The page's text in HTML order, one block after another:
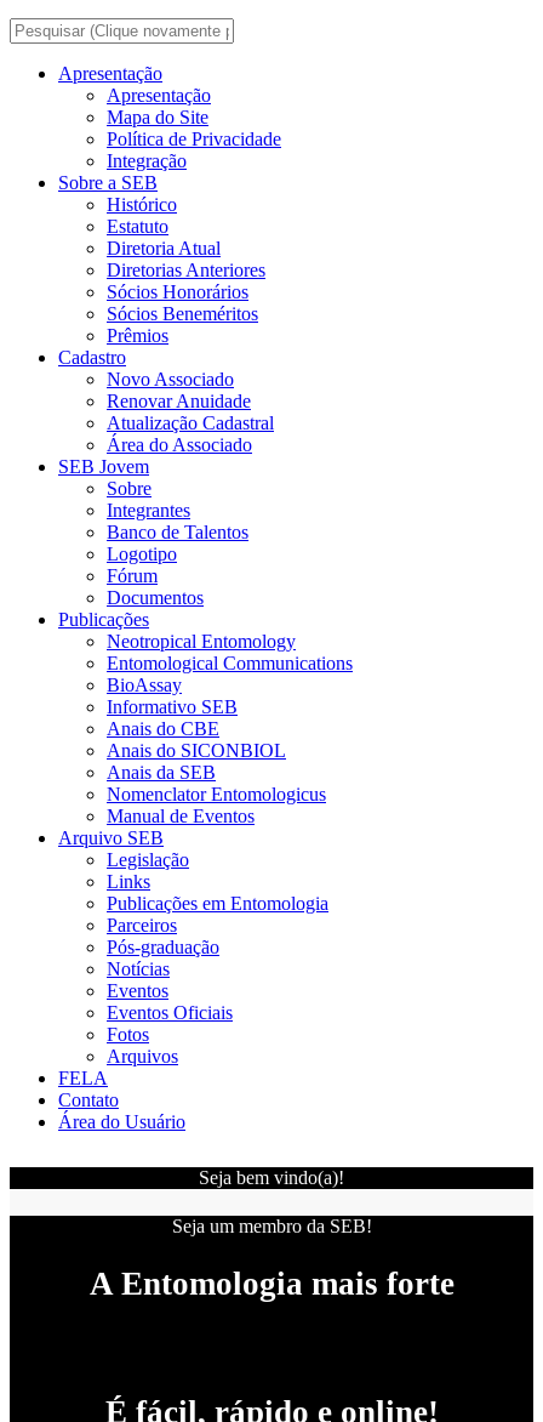
Apresentação
Apresentação
Mapa do Site
Política de Privacidade
Integração
Sobre a SEB
Histórico
Estatuto
Diretoria Atual
Diretorias Anteriores
Sócios Honorários
Sócios Beneméritos
Prêmios
Cadastro
Novo Associado
Renovar Anuidade
Atualização Cadastral
Área do Associado
SEB Jovem
Sobre
Integrantes
Banco de Talentos
Logotipo
Fórum
Documentos
Publicações
Neotropical Entomology
Entomological Communications
BioAssay
Informativo SEB
Anais do CBE
Anais do SICONBIOL
Anais da SEB
Nomenclator Entomologicus
Manual de Eventos
Arquivo SEB
Legislação
Links
Publicações em Entomologia
Parceiros
Pós-graduação
Notícias
Eventos
Eventos Oficiais
Fotos
Arquivos
FELA
Contato
Área do Usuário
Seja bem vindo(a)!
Seja um membro da SEB!
A Entomologia mais forte
É fácil, rápido e online!